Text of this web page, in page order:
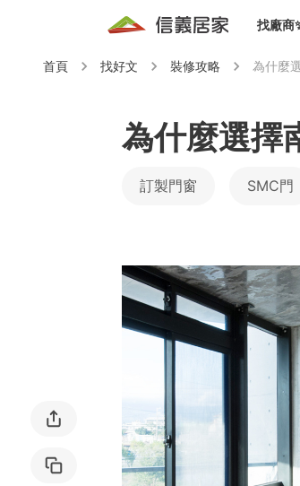
找廠商
居住服務免費諮詢
信義成交客戶福利專區
買屋
首頁 找好文 裝修攻略 為什麼
為什麼選擇
訂製門窗 SMC門